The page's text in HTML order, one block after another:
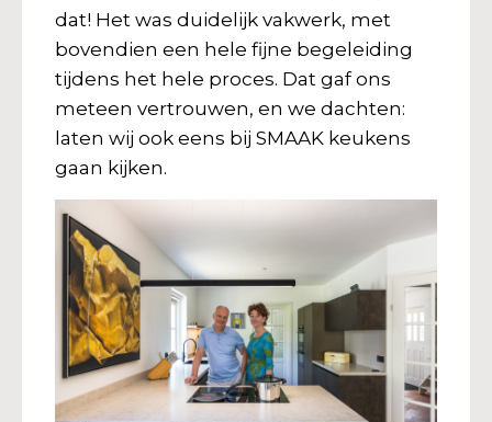
dat! Het was duidelijk vakwerk, met
bovendien een hele fijne begeleiding
tijdens het hele proces. Dat gaf ons
meteen vertrouwen, en we dachten:
laten wij ook eens bij SMAAK keukens
gaan kijken.